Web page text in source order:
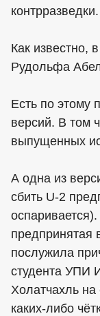
Как известно,
Рудольфа
Есть по этому
версий. В том
выпущенных
А одна из
сбить U-2
предпринятая
послужила
студента УПИ
Холатчахль
каких-либо